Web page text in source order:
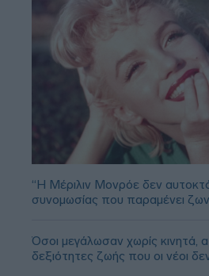
“Η Μέριλιν Μονρόε δεν
συνομωσίας που παραμένει
Όσοι μεγάλωσαν χωρίς κινητά,
δεξιότητες ζωής που οι νέοι